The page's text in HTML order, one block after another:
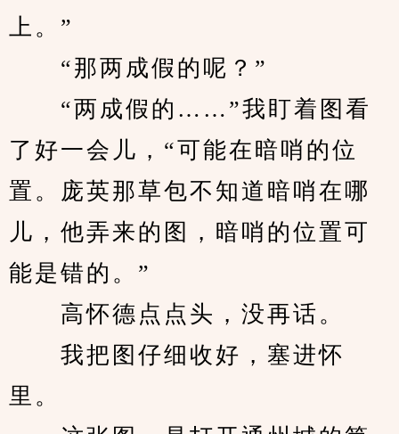
上。”
“那两成假的呢？”
“两成假的……”我盯着图看
了好一会儿，“可能在暗哨的位
置。庞英那草包不知道暗哨在哪
儿，他弄来的图，暗哨的位置可
能是错的。”
高怀德点点头，没再话。
我把图仔细收好，塞进怀
里。